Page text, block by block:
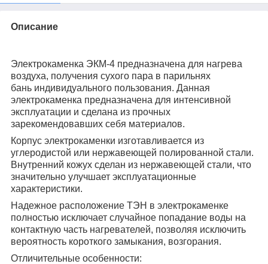
Описание
Электрокаменка ЭКМ-4 предназначена для нагрева
воздуха, получения сухого пара в парильнях
бань индивидуального пользования. Данная
электрокаменка предназначена для интенсивной
эксплуатации и сделана из прочных
зарекомендовавших себя материалов.
Корпус электрокаменки изготавливается из
углеродистой или нержавеющей полированной стали.
Внутренний кожух сделан из нержавеющей стали, что
значительно улучшает эксплуатационные
характеристики.
Надежное расположение ТЭН в электрокаменке
полностью исключает случайное попадание воды на
контактную часть нагревателей, позволяя исключить
вероятность короткого замыкания, возгорания.
Отличительные особенности: